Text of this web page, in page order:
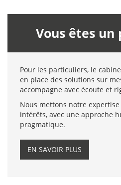
Vous êtes
Pour les particuliers, le
en place des solutions sur
accompagne avec écoute et
Nous mettons notre expertise
intérêts, avec une approche
pragmatique.
EN SAVOIR PLUS